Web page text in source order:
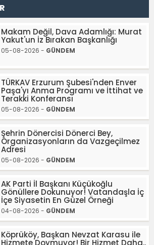
Makam Değil, Dava Adamlığı: Murat
Yakut'un İz Bırakan Başkanlığı
05-08-2026 - GÜNDEM
TÜRKAV Erzurum Şubesi'nden Enver
Paşa'yı Anma Programı ve İttihat ve
Terakki Konferansı
05-08-2026 - GÜNDEM
Şehrin Dönercisi Dönerci Bey,
Organizasyonların da Vazgeçilmez
Adresi
05-08-2026 - GÜNDEM
AK Parti İl Başkanı Küçükoğlu
Gönüllere Dokunuyor! Vatandaşla İç
İçe Siyasetin En Güzel Örneği
04-08-2026 - GÜNDEM
Köprüköy, Başkan Nevzat Karasu ile
Hizmete Doymuyor! Bir Hizmet Daha..